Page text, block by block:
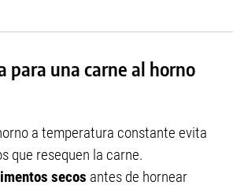
para una carne al horno
a temperatura constante evita
que resequen la carne.
secos antes de hornear